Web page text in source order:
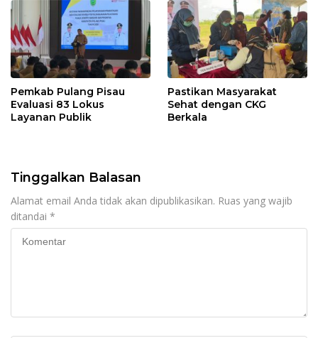
Pemkab Pulang Pisau
Evaluasi 83 Lokus
Layanan Publik
Pastikan Masyarakat
Sehat dengan CKG
Berkala
Tinggalkan Balasan
Alamat email Anda tidak akan dipublikasikan. Ruas yang wajib
ditandai *